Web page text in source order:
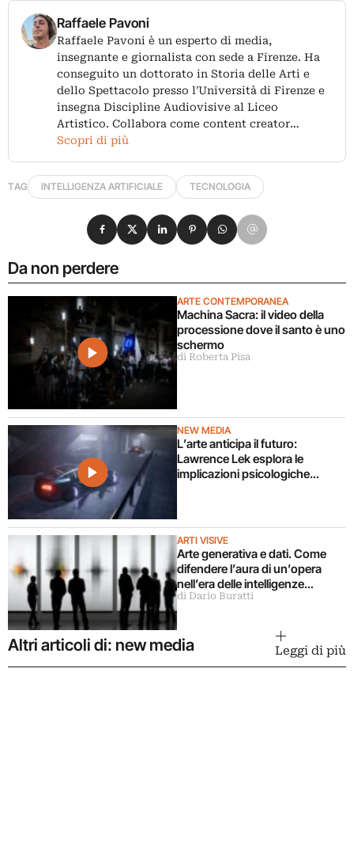
Raffaele Pavoni
Raffaele Pavoni è un esperto di media,
insegnante e giornalista con sede a Firenze. Ha
conseguito un dottorato in Storia delle Arti e
dello Spettacolo presso l'Università di Firenze e
insegna Discipline Audiovisive al Liceo
Artistico. Collabora come content creator…
Scopri di più
TAG INTELLIGENZA ARTIFICIALE TECNOLOGIA
Da non perdere
ARTE CONTEMPORANEA
Machina Sacra: il video della
processione dove il santo è uno
schermo
di Roberta Pisa
NEW MEDIA
L’arte anticipa il futuro:
Lawrence Lek esplora le
implicazioni psicologiche
ARTI VISIVE
Arte generativa e dati. Come
difendere l’aura di un’opera
nell’era delle intelligenze
artificiali?
di Dario Buratti
Condividi su Facebook
Condividi su X
Condividi su LinkedIn
Condividi su Pinterest
Condividi su WhatsApp
Condividi su Email
Altri articoli di: new media Leggi di più